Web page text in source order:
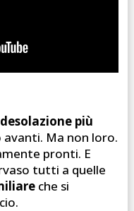
più
avanti. Ma non loro.
pronti. E
tutti a quelle
che si